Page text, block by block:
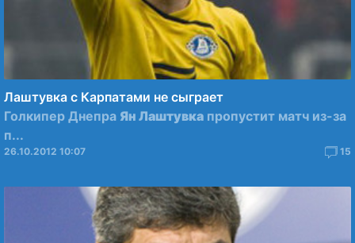
Лаштувка с Карпатами не сыграет
Голкипер Днепра Ян Лаштувка пропустит матч из-за
п...
26.10.2012 10:07 15